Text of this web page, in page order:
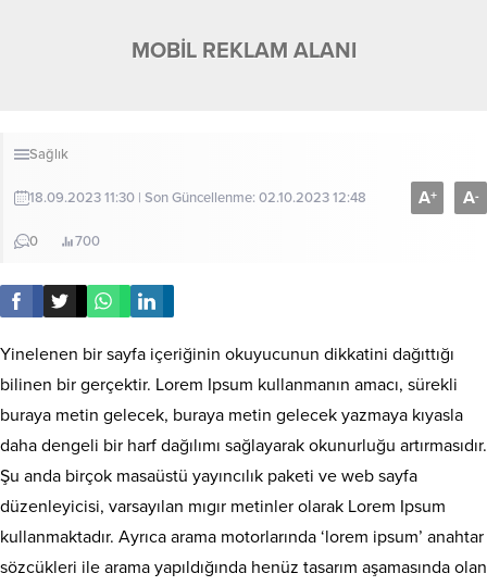
MOBİL REKLAM ALANI
Sağlık
18.09.2023 11:30 | Son Güncellenme: 02.10.2023 12:48
0 700
A+ A-
Yinelenen bir sayfa içeriğinin okuyucunun dikkatini dağıttığı
bilinen bir gerçektir. Lorem Ipsum kullanmanın amacı, sürekli
buraya metin gelecek, buraya metin gelecek yazmaya kıyasla
daha dengeli bir harf dağılımı sağlayarak okunurluğu artırmasıdır.
Şu anda birçok masaüstü yayıncılık paketi ve web sayfa
düzenleyicisi, varsayılan mıgır metinler olarak Lorem Ipsum
kullanmaktadır. Ayrıca arama motorlarında ‘lorem ipsum’ anahtar
sözcükleri ile arama yapıldığında henüz tasarım aşamasında olan